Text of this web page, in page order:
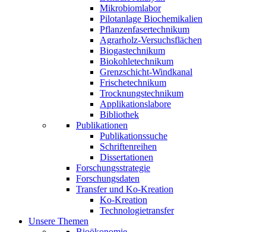
Mikrobiomlabor
Pilotanlage Biochemikalien
Pflanzenfasertechnikum
Agrarholz-Versuchsflächen
Biogastechnikum
Biokohletechnikum
Grenzschicht-Windkanal
Frischetechnikum
Trocknungstechnikum
Applikationslabore
Bibliothek
Publikationen
Publikationssuche
Schriftenreihen
Dissertationen
Forschungsstrategie
Forschungsdaten
Transfer und Ko-Kreation
Ko-Kreation
Technologietransfer
Unsere Themen